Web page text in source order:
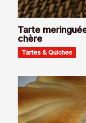
Tarte
chère
Tartes & Quiches